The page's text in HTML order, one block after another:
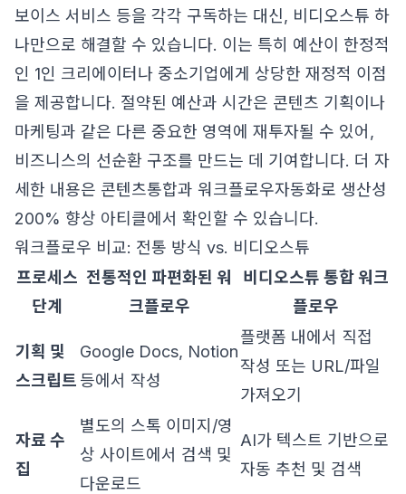
보이스 서비스 등을 각각 구독하는 대신, 비디오스튜 하
나만으로 해결할 수 있습니다. 이는 특히 예산이 한정적
인 1인 크리에이터나 중소기업에게 상당한 재정적 이점
을 제공합니다. 절약된 예산과 시간은 콘텐츠 기획이나
마케팅과 같은 다른 중요한 영역에 재투자될 수 있어,
비즈니스의 선순환 구조를 만드는 데 기여합니다. 더 자
세한 내용은 콘텐츠통합과 워크플로우자동화로 생산성
200% 향상 아티클에서 확인할 수 있습니다.
워크플로우 비교: 전통 방식 vs. 비디오스튜
프로세스
단계
전통적인 파편화된 워
크플로우
비디오스튜 통합 워크
플로우
기획 및
스크립트
Google Docs, Notion
등에서 작성
플랫폼 내에서 직접
작성 또는 URL/파일
가져오기
자료 수
집
별도의 스톡 이미지/영
상 사이트에서 검색 및
다운로드
AI가 텍스트 기반으로
자동 추천 및 검색